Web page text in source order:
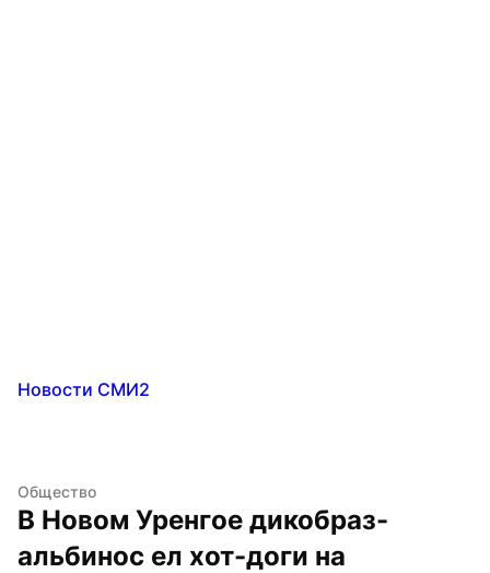
Новости СМИ2
Общество
В Новом Уренгое дикобраз-
альбинос ел хот-доги на